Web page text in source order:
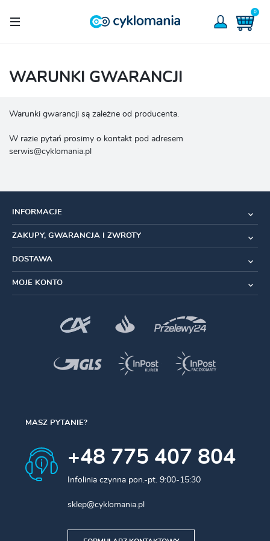
0
WARUNKI GWARANCJI
Warunki gwarancji są zależne od producenta.
W razie pytań prosimy o kontakt pod adresem
serwis@cyklomania.pl
INFORMACJE
ZAKUPY, GWARANCJA I ZWROTY
DOSTAWA
MOJE KONTO
MASZ PYTANIE?
+48 775 407 804
Infolinia czynna pon.-pt. 9:00-15:30
sklep@cyklomania.pl